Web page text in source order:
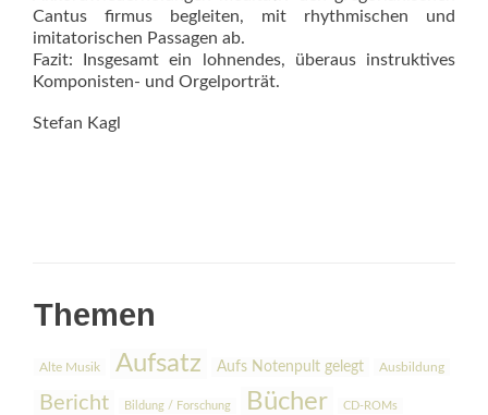
Cantus firmus begleiten, mit rhythmischen und
imitatorischen Passagen ab.
Fazit: Insgesamt ein lohnendes, überaus instruktives
Komponisten- und Orgelporträt.
Stefan Kagl
Themen
Alte Musik Aufsatz Aufs Notenpult gelegt Ausbildung
Bericht Bildung / Forschung Bücher CD-ROMs